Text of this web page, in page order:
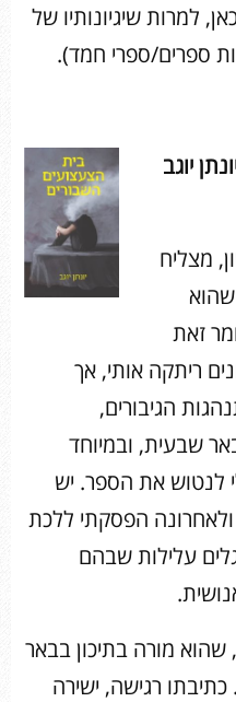
למרות שיגיונותיו של
ספרים/ספרי חמד).
יוגב
מצליח
זאת
ריתקה אותי, אך
הגיבורים,
שבעית, ובמיוחד
לנטוש את הספר. יש
ולאחרונה הפסקתי ללכת
עלילות שבהם
שהוא מורה בתיכון בבאר
רגישה, ישירה